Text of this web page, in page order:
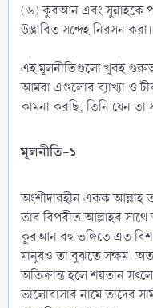
(৬) কুরআন এবং সুন্নাহকে
উদ্ভাবিত সন্দেহ নিরসন করা।
এই মূলনীতিগুলো খুবই
আমরা এগুলোর ব্যাখ্যা ও
কামনা করছি, তিনি যেন
মূলনীতি-১​
অংশীদারহীন একক আল্লাহ
তার বিপরীত আল্লাহর সাথে
কুরআন বহু ভঙ্গিতে এত
মানুষও তা বুঝতে সক্ষম।
অতিক্রান্ত হলে শয়তান
ভালোবাসার নামে তাদের